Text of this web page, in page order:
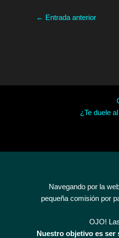
← Entrada anterior
¿Te duele
Navegando por la
pequeña comisión por
OJO!
Nuestro objetivo es